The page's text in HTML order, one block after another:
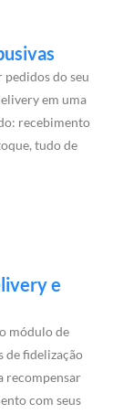
pedidos do seu
em uma
recebimento
tudo de
e
módulo de
de fidelização
recompensar
com seus